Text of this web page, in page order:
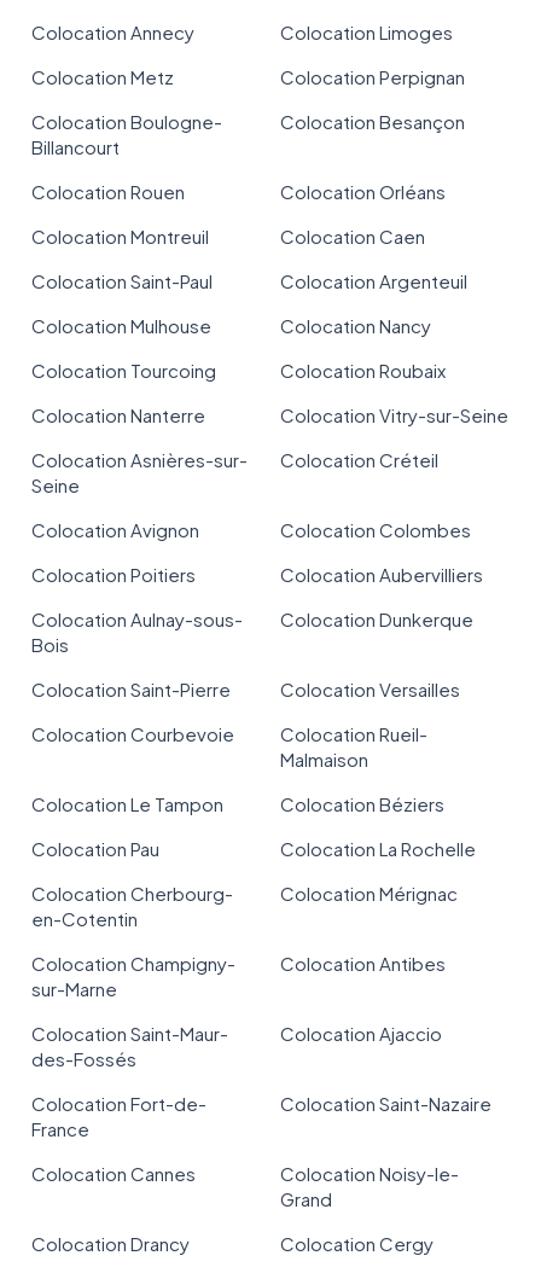
Colocation Annecy
Colocation Limoges
Colocation Metz
Colocation Perpignan
Colocation Boulogne-
Billancourt
Colocation Besançon
Colocation Rouen
Colocation Orléans
Colocation Montreuil
Colocation Caen
Colocation Saint-Paul
Colocation Argenteuil
Colocation Mulhouse
Colocation Nancy
Colocation Tourcoing
Colocation Roubaix
Colocation Nanterre
Colocation Vitry-sur-Seine
Colocation Asnières-sur-
Seine
Colocation Créteil
Colocation Avignon
Colocation Colombes
Colocation Poitiers
Colocation Aubervilliers
Colocation Aulnay-sous-
Bois
Colocation Dunkerque
Colocation Saint-Pierre
Colocation Versailles
Colocation Courbevoie
Colocation Rueil-
Malmaison
Colocation Le Tampon
Colocation Béziers
Colocation Pau
Colocation La Rochelle
Colocation Cherbourg-
en-Cotentin
Colocation Mérignac
Colocation Champigny-
sur-Marne
Colocation Antibes
Colocation Saint-Maur-
des-Fossés
Colocation Ajaccio
Colocation Fort-de-
France
Colocation Saint-Nazaire
Colocation Cannes
Colocation Noisy-le-
Grand
Colocation Drancy
Colocation Cergy